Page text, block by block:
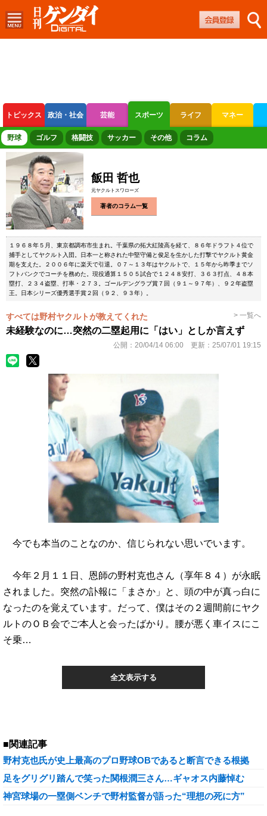
トピックス 政治・社会 芸能 スポーツ ライフ マネー
ボートレース 競輪 オートレース
野球 ゴルフ 格闘技 サッカー その他 コラム
飯田 哲也
元ヤクルトスワローズ
著者のコラム一覧
１９６８年５月、東京都調布市生まれ。千葉県の拓大紅陵高を経て、８６年ドラフト４位で
捕手としてヤクルト入団。日本一と称された中堅守備と俊足を生かした打撃でヤクルト黄金
期を支えた。２００６年に楽天で引退。０７～１３年はヤクルトで、１５年から昨季までソ
フトバンクでコーチを務めた。現役通算１５０５試合で１２４８安打、３６３打点、４８本
塁打、２３４盗塁、打率・２７３。ゴールデングラブ賞７回（９１～９７年）、９２年盗塁
王。日本シリーズ優秀選手賞２回（９２、９３年）。
すべては野村ヤクルトが教えてくれた > 一覧へ
未経験なのに…突然の二塁起用に「はい」としか言えず
公開： 20/04/14 06:00 更新： 25/07/01 19:15
今でも本当のことなのか、信じられない思いでいます。
今年２月１１日、恩師の野村克也さん（享年８４）が永眠
されました。突然の訃報に「まさか」と、頭の中が真っ白に
なったのを覚えています。だって、僕はその２週間前にヤク
ルトのＯＢ会でご本人と会ったばかり。腰が悪く車イスにこ
そ乗…
全文表示する
■関連記事
野村克也氏が史上最高のプロ野球OBであると断言できる根拠
足をグリグリ踏んで笑った関根潤三さん…ギャオス内藤悼む
神宮球場の一塁側ベンチで野村監督が語った“理想の死に方”